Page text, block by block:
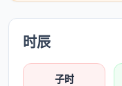
时辰
子时